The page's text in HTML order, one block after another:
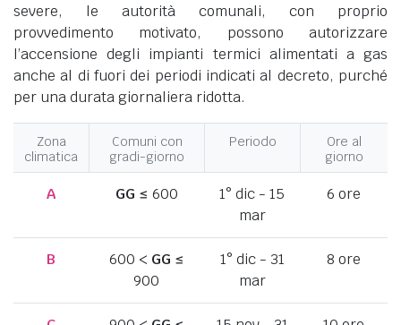
severe, le autorità comunali, con proprio
provvedimento motivato, possono autorizzare
l’accensione degli impianti termici alimentati a gas
anche al di fuori dei periodi indicati al decreto, purché
per una durata giornaliera ridotta.
Zona
climatica
Comuni con
gradi-giorno
Periodo
Ore al
giorno
A GG ≤ 600
1° dic - 15
mar
6 ore
B 600 < GG ≤
900
1° dic - 31
mar
8 ore